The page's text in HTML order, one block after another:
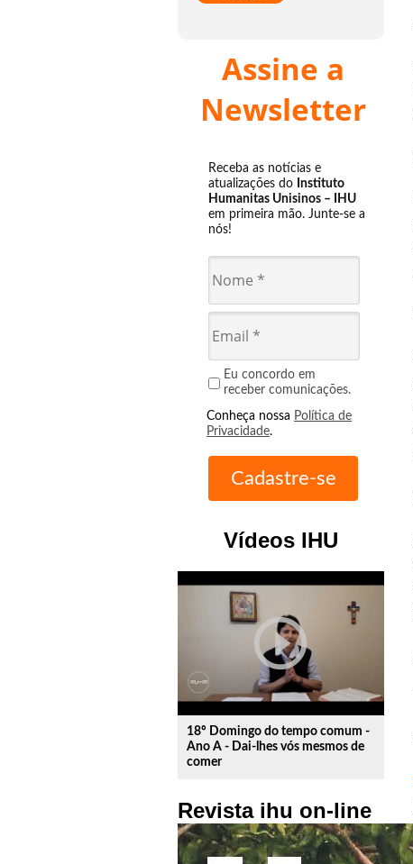
Assine a
Newsletter
Receba as notícias e
atualizações do Instituto
Humanitas Unisinos – IHU
em primeira mão. Junte-se a
nós!
Eu concordo em
receber comunicações.
Conheça nossa Política de
Privacidade.
Vídeos IHU
play_circle_outline
18º Domingo do tempo comum -
Ano A - Dai-lhes vós mesmos de
comer
Revista ihu on-line